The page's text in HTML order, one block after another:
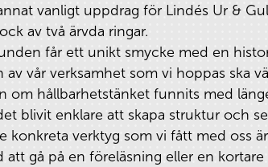
vanligt uppdrag för Lindés Ur &
av två ärvda ringar.
får ett unikt smycke med en
av vår verksamhet som vi hoppas ska
om hållbarhetstänket funnits med
blivit enklare att skapa struktur och
konkreta verktyg som vi fått med oss
att gå på en föreläsning eller en